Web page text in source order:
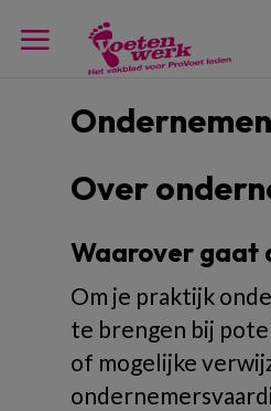
Ondernemen
Over
Waarover gaat
Om je praktijk
te brengen bij
of mogelijke